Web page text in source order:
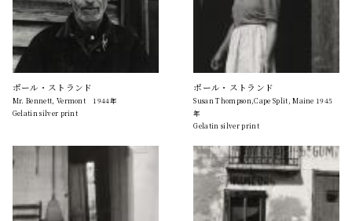
ポール・ストランド
Mr. Bennett, Vermont 1944年
Gelatin silver print
ポール・ストランド
Susan Thompson,Cape Split, Maine 1945
年
Gelatin silver print